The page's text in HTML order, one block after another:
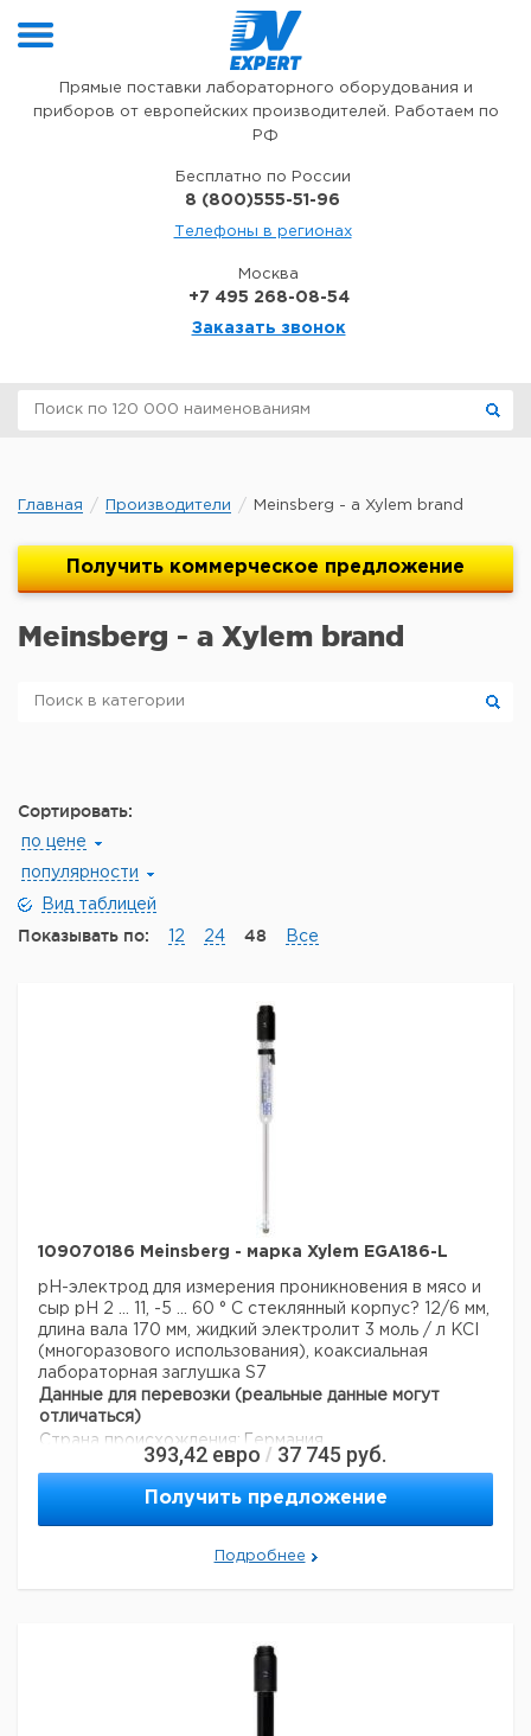
Прямые поставки лабораторного оборудования и
приборов от европейских производителей. Работаем по
РФ
Бесплатно по России
8 (800)555-51-96
Телефоны в регионах
Москва
+7 495 268-08-54
Заказать звонок
Главная Производители Meinsberg - a Xylem brand
Получить коммерческое предложение
Meinsberg - a Xylem brand
Сортировать:
по цене
популярности
Вид таблицей
Показывать по: 12 24 48 Все
109070186 Meinsberg - марка Xylem EGA186-L
pH-электрод для измерения проникновения в мясо и
сыр рН 2 ... 11, -5 ... 60 ° С стеклянный корпус? 12/6 мм,
длина вала 170 мм, жидкий электролит 3 моль / л KCI
(многоразового использования), коаксиальная
лабораторная заглушка S7
Данные для перевозки (реальные данные могут
отличаться)
Страна происхождения: Германия
393,42 евро / 37 745 руб.
Получить предложение
Подробнее